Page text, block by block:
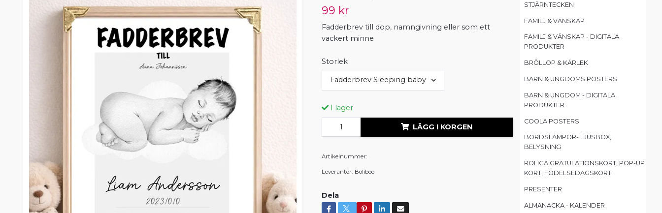
STJÄRNTECKEN
FAMILJ & VÄNSKAP
FAMILJ & VÄNSKAP - DIGITALA
PRODUKTER
BRÖLLOP & KÄRLEK
BARN & UNGDOMS POSTERS
BARN & UNGDOM - DIGITALA
PRODUKTER
COOLA POSTERS
BORDSLAMPOR- LJUSBOX,
BELYSNING
ROLIGA GRATULATIONSKORT, POP-UP
KORT, FÖDELSEDAGSKORT
PRESENTER
ALMANACKA - KALENDER
99 kr
Fadderbrev till dop, namngivning eller som ett
vackert minne
Storlek
Fadderbrev Sleeping baby 21x30
I lager
LÄGG I KORGEN
Artikelnummer:
Leverantör: Boliboo
Dela